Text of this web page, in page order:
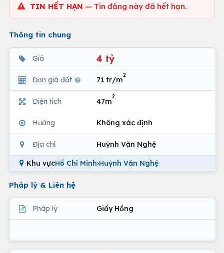
TIN HẾT HẠN — Tin đăng này đã hết hạn.
Thông tin chung
Giá 4 tỷ
Đơn giá đất 71 tr/m
2
Diện tích 47m
2
Hướng Không xác định
Địa chỉ Huỳnh Văn Nghệ
Khu vựcHồ Chí Minh›Huỳnh Văn Nghệ
Pháp lý & Liên hệ
Pháp lý Giấy Hồng